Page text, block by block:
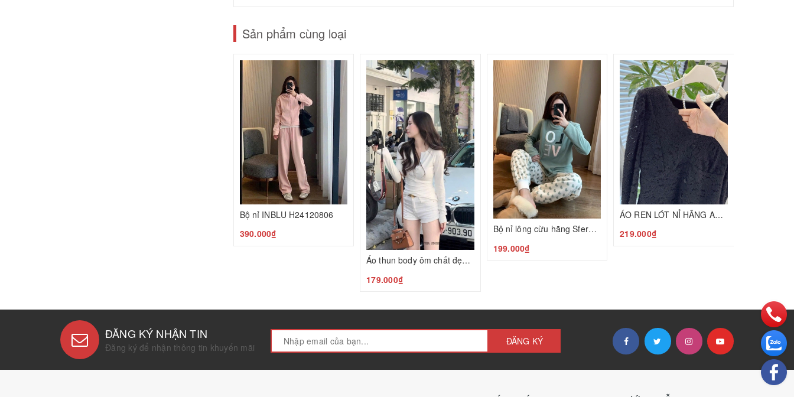
Sản phẩm cùng loại
Bộ nỉ INBLU H24120806
390.000₫
Áo thun body ôm chất đẹp N24120805
179.000₫
Bộ nỉ lông cừu hãng Sfera TBN T24120803
199.000₫
ÁO REN LÓT NỈ HÃNG ANNA N24120801
219.000₫
ĐĂNG KÝ NHẬN TIN
Đăng ký để nhận thông tin khuyến mãi
ĐĂNG KÝ